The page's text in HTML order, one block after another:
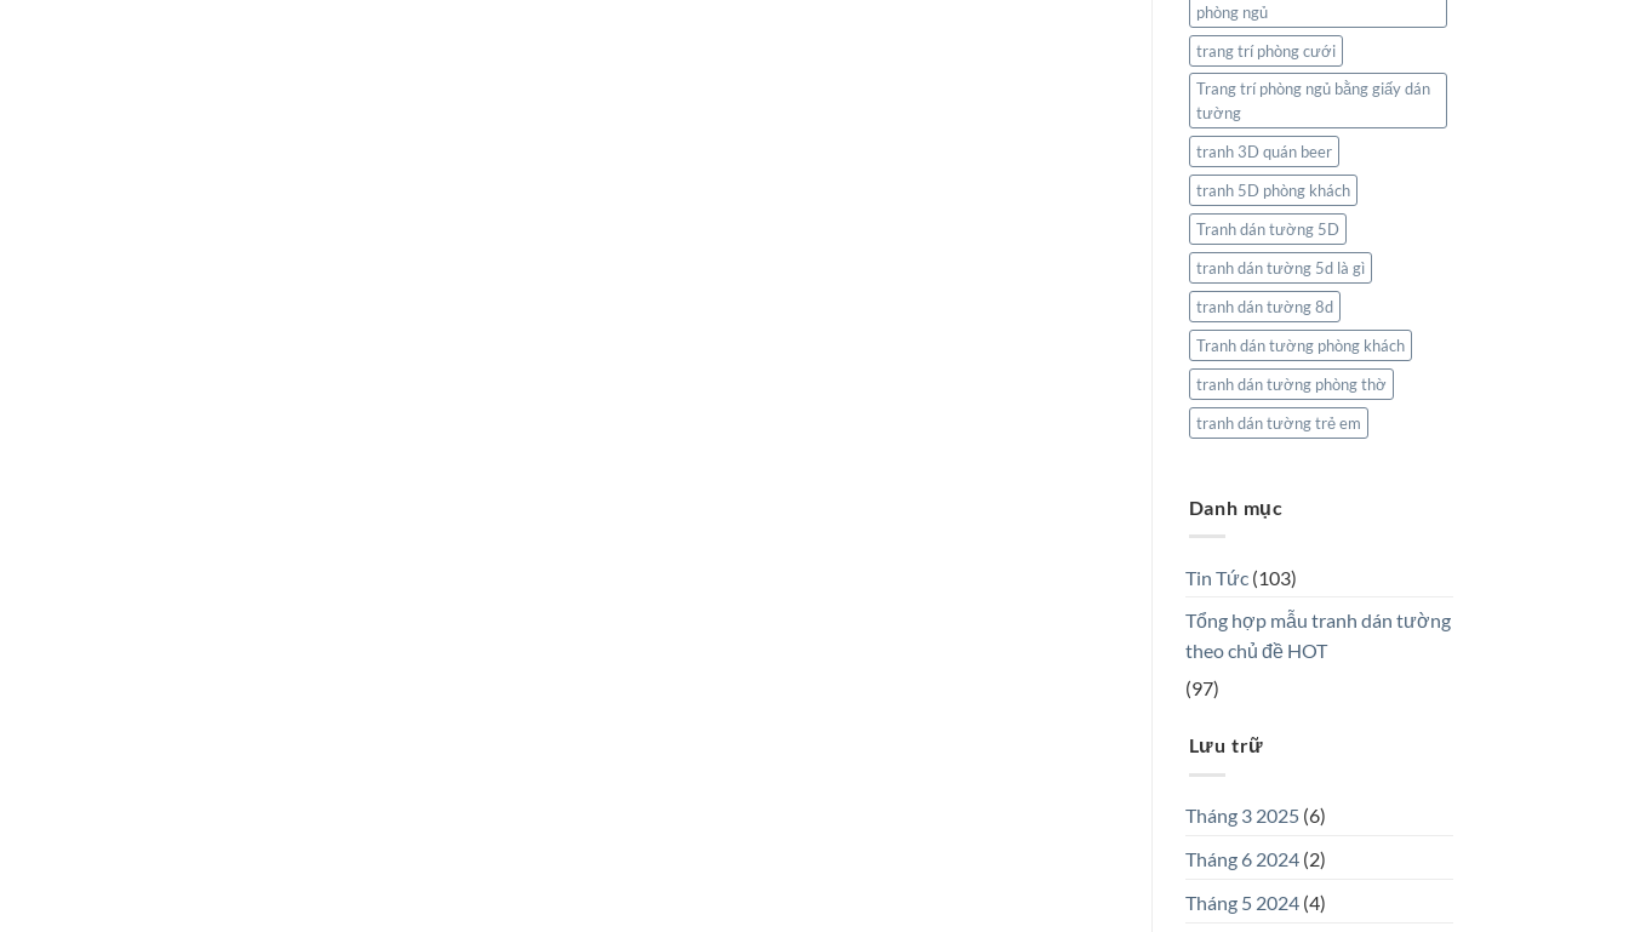
phòng ngủ
trang trí phòng cưới
Trang trí phòng ngủ bằng giấy dán
tường
tranh 3D quán beer
tranh 5D phòng khách
Tranh dán tường 5D
tranh dán tường 5d là gì
tranh dán tường 8d
Tranh dán tường phòng khách
tranh dán tường phòng thờ
tranh dán tường trẻ em
Danh mục
Tin Tức (103)
Tổng hợp mẫu tranh dán tường
theo chủ đề HOT
(97)
Lưu trữ
Tháng 3 2025 (6)
Tháng 6 2024 (2)
Tháng 5 2024 (4)